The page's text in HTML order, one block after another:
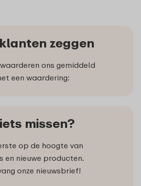
zeggen
ons gemiddeld
een waardering:
missen?
op de hoogte van
en nieuwe producten.
onze nieuwsbrief!